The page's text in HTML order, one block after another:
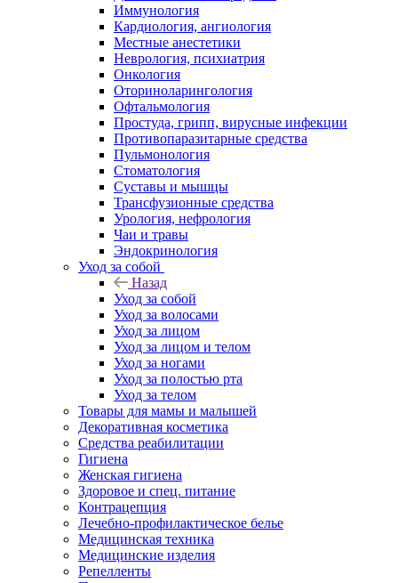
Иммунология
Кардиология, ангиология
Местные анестетики
Неврология, психиатрия
Онкология
Оториноларингология
Офтальмология
Простуда, грипп, вирусные инфекции
Противопаразитарные средства
Пульмонология
Стоматология
Суставы и мышцы
Трансфузионные средства
Урология, нефрология
Чаи и травы
Эндокринология
Уход за собой
Назад
Уход за собой
Уход за волосами
Уход за лицом
Уход за лицом и телом
Уход за ногами
Уход за полостью рта
Уход за телом
Товары для мамы и малышей
Декоративная косметика
Средства реабилитации
Гигиена
Женская гигиена
Здоровое и спец. питание
Контрацепция
Лечебно-профилактическое белье
Медицинская техника
Медицинские изделия
Репелленты